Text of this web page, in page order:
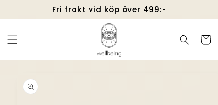
Fri frakt vid köp över 499:-